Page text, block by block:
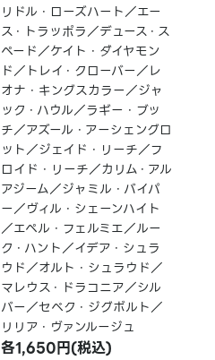
リドル・ローズハート／エー
ス・トラッポラ／デュース・ス
ペード／ケイト・ダイヤモン
ド／トレイ・クローバー／レ
オナ・キングスカラー／ジャ
ック・ハウル／ラギー・ブッ
チ／アズール・アーシェングロ
ット／ジェイド・リーチ／フ
ロイド・リーチ／カリム・アル
アジーム／ジャミル・バイパ
ー／ヴィル・シェーンハイト
／エペル・フェルミエ／ルー
ク・ハント／イデア・シュラ
ウド／オルト・シュラウド／
マレウス・ドラコニア／シル
バー／セベク・ジグボルト／
リリア・ヴァンルージュ
各1,650円(税込)